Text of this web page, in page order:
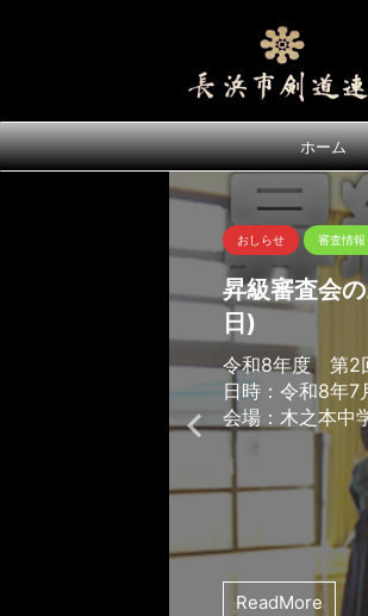
ホーム
おしらせ 審査情報
昇級審査会
日)
令和8年度 第2
日時：令和8年7
会場：木之本中
ReadMore